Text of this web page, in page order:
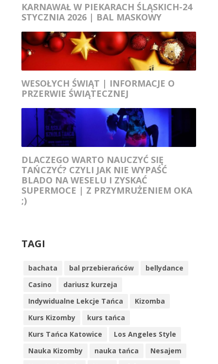
KARNAWAŁ W PIEKARACH ŚLĄSKICH-24
STYCZNIA 2026 | BAL MASKOWY
WESOŁYCH ŚWIĄT | INFORMACJE O
PRZERWIE ŚWIĄTECZNEJ
DLACZEGO WARTO NAUCZYĆ SIĘ
TAŃCZYĆ? CZYLI JAK NIE WYPAŚĆ
BLADO NA WESELU I ZYSKAĆ
SUPERMOCE | Z PRZYMRUŻENIEM OKA
;)
TAGI
bachata bal przebierańców
bellydance
Casino
dariusz kurzeja
Indywidualne Lekcje Tańca
Kizomba
Kurs Kizomby
kurs tańca
Kurs Tańca Katowice
Los Angeles Style
Nauka Kizomby
nauka tańca
Nesajem